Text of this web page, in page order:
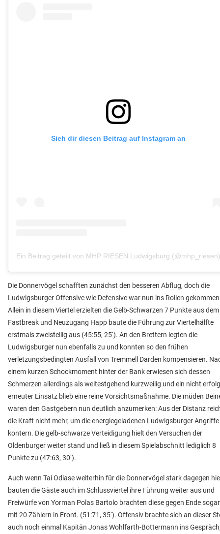
Sieh dir diesen Beitrag auf Instagram an
Ein Beitrag geteilt von MHP RIESEN Ludwigsburg (@mhp_riesen)
Die Donnervögel schafften zunächst den besseren Abflug, doch die
Ludwigsburger Offensive wie Defensive war nun ins Rollen
Allein in diesem Viertel erzielten die Gelb-Schwarzen 7 Punkte aus dem
Fastbreak und Neuzugang Happ baute die Führung zur Viertelhälfte
erstmals zweistellig aus (45:55, 25‘). An den Brettern legten die
Ludwigsburger nun ebenfalls zu und konnten so den frühen
verletzungsbedingten Ausfall von Tremmell Darden kompensieren.
einem kurzen Schockmoment hinter der Bank erwiesen sich dessen
Schmerzen allerdings als weitestgehend kurzweilig und ein nicht
erneuter Einsatz blieb eine reine Vorsichtsmaßnahme. Die müden
waren den Gastgebern nun deutlich anzumerken: Aus der Distanz
die Kraft nicht mehr, um die energiegeladenen Ludwigsburger
kontern. Die gelb-schwarze Verteidigung hielt den Versuchen der
Oldenburger weiter stand und ließ in diesem Spielabschnitt lediglich 8
Punkte zu (47:63, 30‘).
Auch wenn Tai Odiase weiterhin für die Donnervögel stark dagegen
bauten die Gäste auch im Schlussviertel ihre Führung weiter aus und
Freiwürfe von Yorman Polas Bartolo brachten diese gegen Ende sogar
mit 20 Zählern in Front. (51:71, 35‘). Offensiv brachte sich an dieser
auch noch einmal Kapitän Jonas Wohlfarth-Bottermann ins